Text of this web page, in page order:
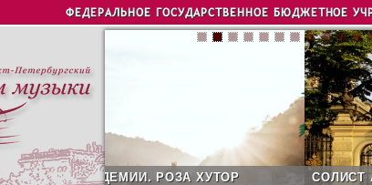
Jump to
ФЕДЕРАЛЬНОЕ ГОСУДАРСТВЕННОЕ БЮДЖЕТНОЕ
СОЛИСТ АВГУСТА 2026 - АЛЕКСАНДР